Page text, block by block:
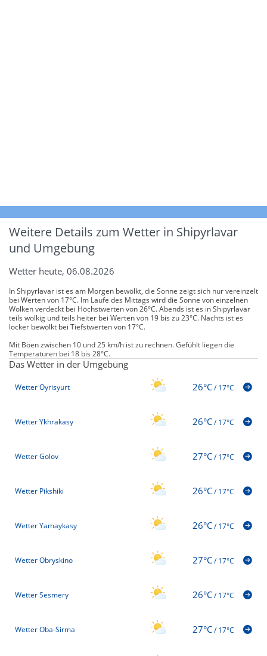
Weitere Details zum Wetter in Shipyrlavar
und Umgebung
Wetter heute, 06.08.2026
In Shipyrlavar ist es am Morgen bewölkt, die Sonne zeigt sich nur vereinzelt
bei Werten von 17°C. Im Laufe des Mittags wird die Sonne von einzelnen
Wolken verdeckt bei Höchstwerten von 26°C. Abends ist es in Shipyrlavar
teils wolkig und teils heiter bei Werten von 19 bis zu 23°C. Nachts ist es
locker bewölkt bei Tiefstwerten von 17°C.
Mit Böen zwischen 10 und 25 km/h ist zu rechnen. Gefühlt liegen die
Temperaturen bei 18 bis 28°C.
Das Wetter in der Umgebung
Wetter Oyrisyurt 26°C/17°C
Wetter Ykhrakasy 26°C/17°C
Wetter Golov 27°C/17°C
Wetter Pikshiki 26°C/17°C
Wetter Yamaykasy 26°C/17°C
Wetter Obryskino 27°C/17°C
Wetter Sesmery 26°C/17°C
Wetter Oba-Sirma 27°C/17°C